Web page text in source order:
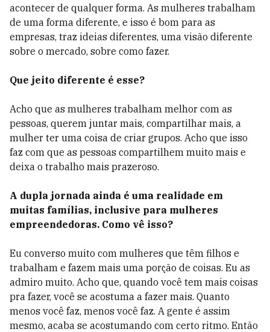
acontecer de qualquer forma. As mulheres trabalham
de uma forma diferente, e isso é bom para as
empresas, traz ideias diferentes, uma visão diferente
sobre o mercado, sobre como fazer.
Que jeito diferente é esse?
Acho que as mulheres trabalham melhor com as
pessoas, querem juntar mais, compartilhar mais, a
mulher ter uma coisa de criar grupos. Acho que isso
faz com que as pessoas compartilhem muito mais e
deixa o trabalho mais prazeroso.
A dupla jornada ainda é uma realidade em
muitas famílias, inclusive para mulheres
empreendedoras. Como vê isso?
Eu converso muito com mulheres que têm filhos e
trabalham e fazem mais uma porção de coisas. Eu as
admiro muito. Acho que, quando você tem mais coisas
pra fazer, você se acostuma a fazer mais. Quanto
menos você faz, menos você faz. A gente é assim
mesmo, acaba se acostumando com certo ritmo. Então